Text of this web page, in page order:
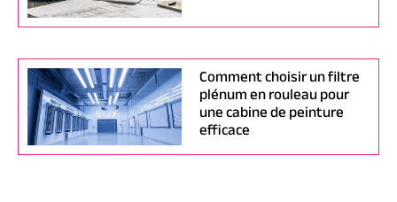
Comment choisir un filtre
plénum en rouleau pour
une cabine de peinture
efficace